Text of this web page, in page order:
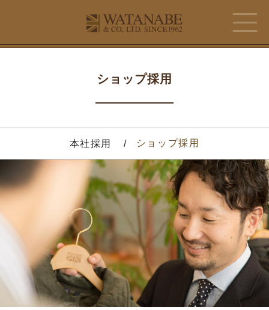
ショップ採用
本社採用 ショップ採用